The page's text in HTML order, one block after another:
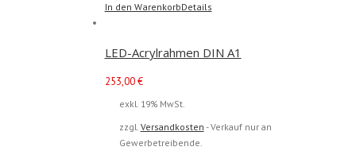
In den WarenkorbDetails
LED-Acrylrahmen DIN A1
253,00€
exkl. 19% MwSt.
zzgl. Versandkosten - Verkauf nur an
Gewerbetreibende.